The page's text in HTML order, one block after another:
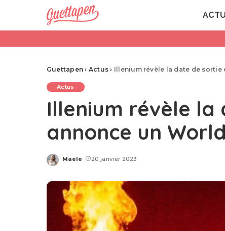
Guettapen › Actus › Illenium révèle la date de
Actus
Illenium révèle la
annonce un
Posted
Maele 20 janvier 2023